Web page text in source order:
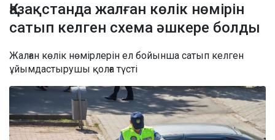
Қазақстанда жалған көлік нөмірін
сатып келген схема әшкере болды
Жалған көлік нөмірлерін ел бойынша сатып келген
ұйымдастырушы қолға түсті